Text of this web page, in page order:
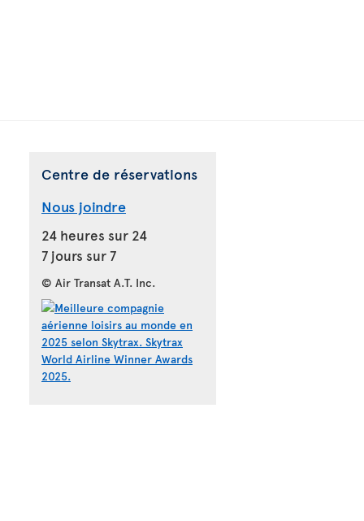
Centre de réservations
Nous joindre
24 heures sur 24
7 jours sur 7
© Air Transat A.T. Inc.